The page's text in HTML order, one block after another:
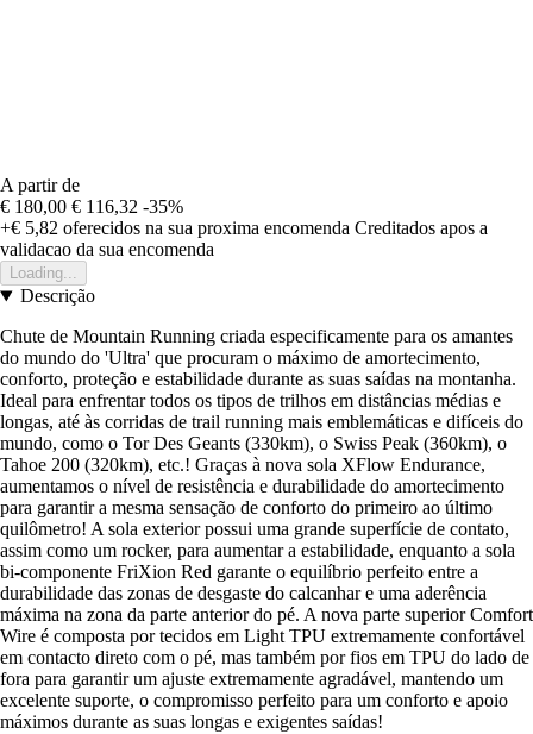
A partir de
€ 180,00 € 116,32 -35%
+€ 5,82 oferecidos na sua proxima encomenda Creditados apos a
validacao da sua encomenda
Loading...
Descrição
Chute de Mountain Running criada especificamente para os amantes
do mundo do 'Ultra' que procuram o máximo de amortecimento,
conforto, proteção e estabilidade durante as suas saídas na montanha.
Ideal para enfrentar todos os tipos de trilhos em distâncias médias e
longas, até às corridas de trail running mais emblemáticas e difíceis do
mundo, como o Tor Des Geants (330km), o Swiss Peak (360km), o
Tahoe 200 (320km), etc.! Graças à nova sola XFlow Endurance,
aumentamos o nível de resistência e durabilidade do amortecimento
para garantir a mesma sensação de conforto do primeiro ao último
quilômetro! A sola exterior possui uma grande superfície de contato,
assim como um rocker, para aumentar a estabilidade, enquanto a sola
bi-componente FriXion Red garante o equilíbrio perfeito entre a
durabilidade das zonas de desgaste do calcanhar e uma aderência
máxima na zona da parte anterior do pé. A nova parte superior Comfort
Wire é composta por tecidos em Light TPU extremamente confortável
em contacto direto com o pé, mas também por fios em TPU do lado de
fora para garantir um ajuste extremamente agradável, mantendo um
excelente suporte, o compromisso perfeito para um conforto e apoio
máximos durante as suas longas e exigentes saídas!